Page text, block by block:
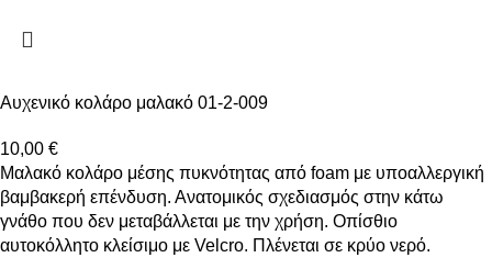
Αυχενικό κολάρο μαλακό 01-2-009
10,00 €
Μαλακό κολάρο μέσης πυκνότητας από foam με υποαλλεργική
βαμβακερή επένδυση. Ανατομικός σχεδιασμός στην κάτω
γνάθο που δεν μεταβάλλεται με την χρήση. Οπίσθιο
αυτοκόλλητο κλείσιμο με Velcro. Πλένεται σε κρύο νερό.